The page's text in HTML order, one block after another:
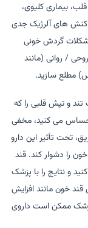
بیماری کلیوی،
واکنش های آلرژیک جدی
مشکلات گردش خونی
/ روانی (مانند
مطلع سازید.
تند و تپش قلبی را که
می کنید، مخفی
تحت تأثیر این دارو
را دشوار کند. قند
و نتایج را با پزشک
خون مانند افزایش
ممکن است داروی